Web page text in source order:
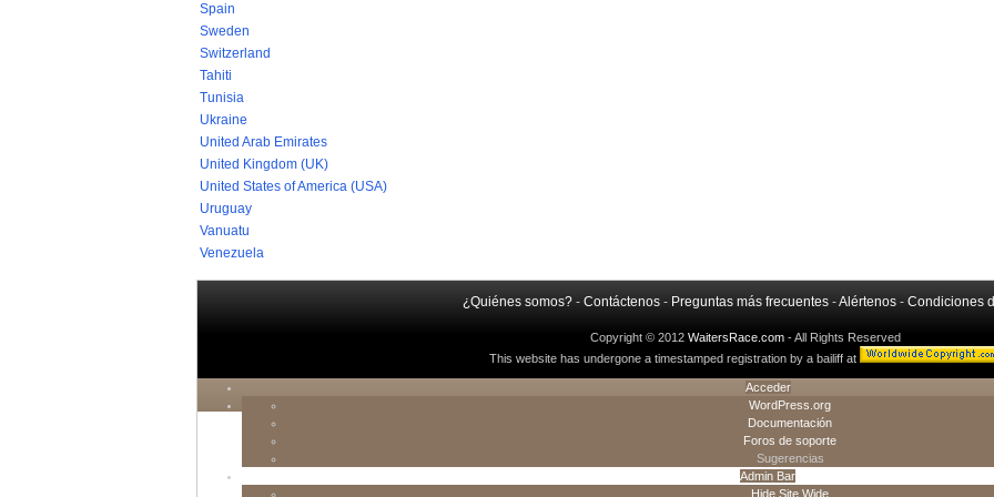
Spain
Sweden
Switzerland
Tahiti
Tunisia
Ukraine
United Arab Emirates
United Kingdom (UK)
United States of America (USA)
Uruguay
Vanuatu
Venezuela
¿Quiénes somos? - Contáctenos - Preguntas más frecuentes -Alértenos - Condiciones
Copyright © 2012 WaitersRace.com - All Rights Reserved
This website has undergone a timestamped registration by a bailiff at
Acceder
WordPress.org
Documentación
Foros de soporte
Sugerencias
Admin Bar
Hide Site Wide